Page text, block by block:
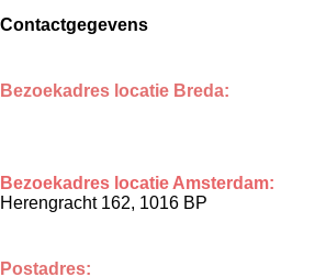
Contactgegevens
Bezoekadres locatie Breda:
Bezoekadres locatie Amsterdam:
Herengracht 162, 1016 BP
Postadres: